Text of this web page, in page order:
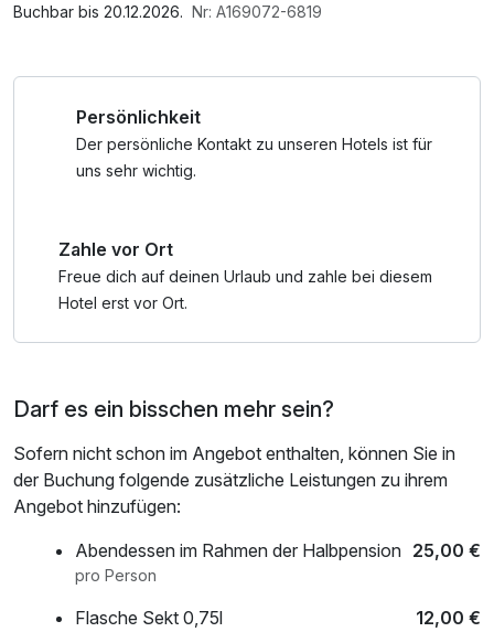
unmittelbarer Nähe sich die DKB-Ski-ARENA Oberhof
Schanzenanlagen im Kanzlersgrund, die DKB-Skisport-
HALLE sowie die Rennschlitten- und Bobbahn.
Erkunden Sie den Rennsteig von seiner schönsten Seite
Wir bieten verschiedene Massagen, sowie Kosmetik und
Fußpflege an. Bei Interesse oder Terminvereinbarung bitte
- Föhn auf Anfrage kostenfrei
Saunabenutzung, Parkplatz, W-LAN Nutzung /
Buchbar bis 20.12.2026. Nr: A169072-6819
Persönlichkeit
Der persönliche Kontakt zu unseren Hotels ist für
uns sehr wichtig.
Zahle vor Ort
Freue dich auf deinen Urlaub und zahle bei diesem
Hotel erst vor Ort.
Darf es ein bisschen mehr sein?
Sofern nicht schon im Angebot enthalten, können Sie in
der Buchung folgende zusätzliche Leistungen zu ihrem
Angebot hinzufügen:
Abendessen im Rahmen der Halbpension 25,00 €
pro Person
Flasche Sekt 0,75l 12,00 €